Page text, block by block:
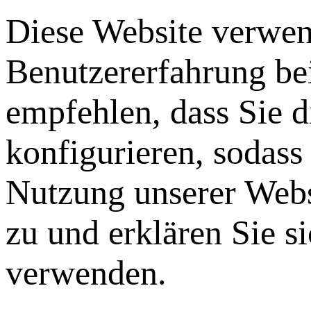
Diese Website
Benutzererfahrung
empfehlen, dass Sie
konfigurieren,
Nutzung unserer
zu und erklären Sie
verwenden.